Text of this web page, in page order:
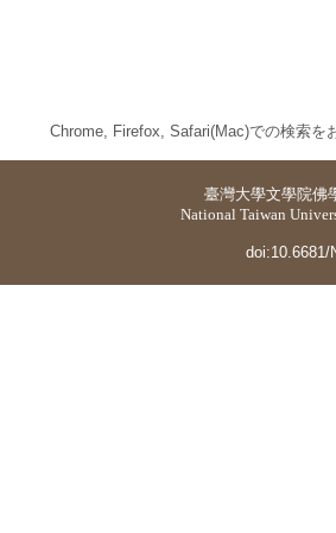
Chrome, Firefox, Safari(Mac)での検索を
臺灣大學文學院佛
National Taiwan
doi:10.6681/